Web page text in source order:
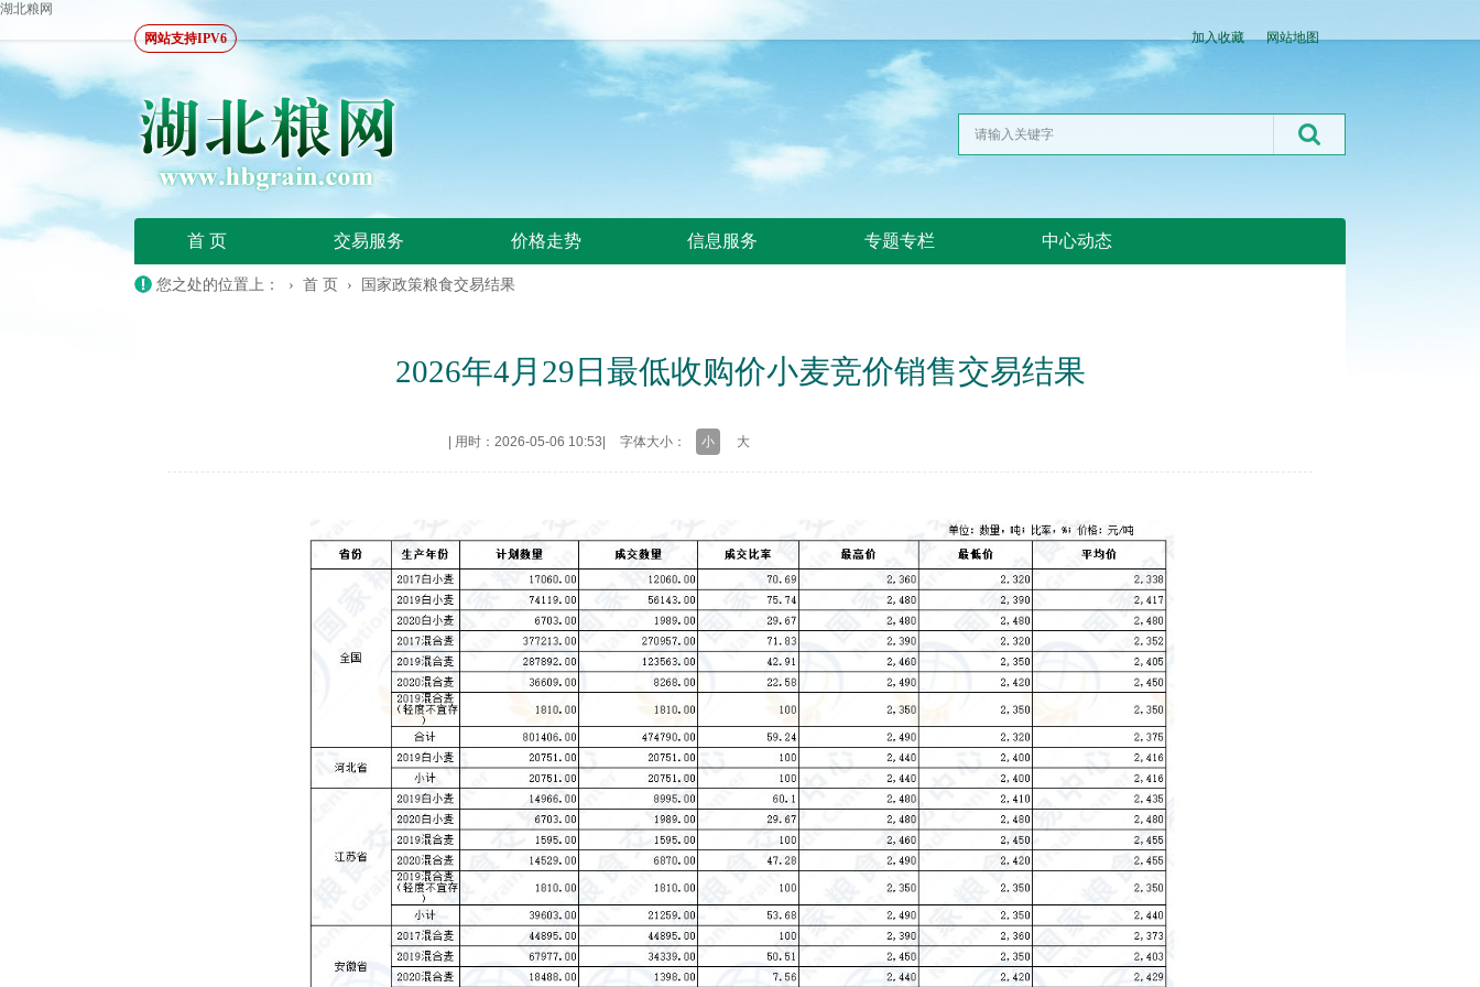
湖北粮网
网站支持IPV6
加入收藏 网站地图
首 页 交易服务 价格走势 信息服务 专题专栏 中心动态
您之处的位置上： › 首 页 › 国家政策粮食交易结果
2026年4月29日最低收购价小麦竞价销售交易结果
用时：2026-05-06 10:53 字体大小： 小 大